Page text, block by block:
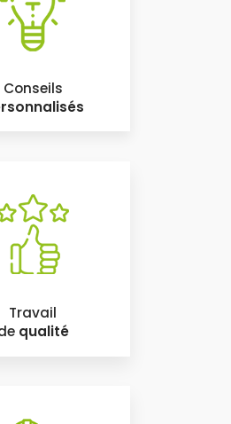
Conseils
Travail
qualité